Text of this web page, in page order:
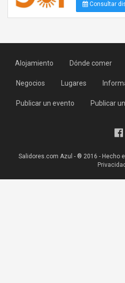
Consultar
Alojamiento Dónde comer
Negocios Lugares
Publicar un evento Publicar
Salidores.com Azul - ® 2016 - Hecho
Privacidad